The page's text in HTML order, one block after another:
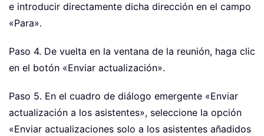
e introducir directamente dicha dirección en el campo
«Para».
Paso 4. De vuelta en la ventana de la reunión, haga clic
en el botón «Enviar actualización».
Paso 5. En el cuadro de diálogo emergente «Enviar
actualización a los asistentes», seleccione la opción
«Enviar actualizaciones solo a los asistentes añadidos